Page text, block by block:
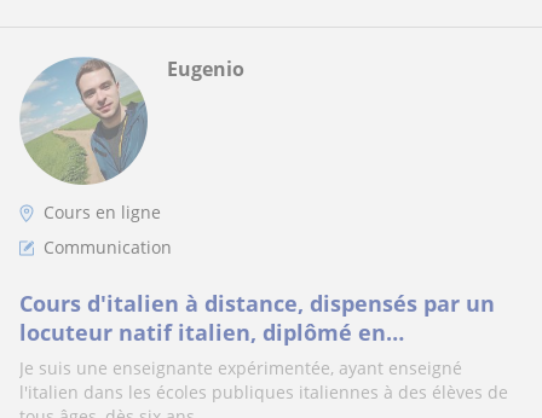
Eugenio
Cours en ligne
Communication
Cours d'italien à distance, dispensés par un
locuteur natif italien, diplômé en
linguistique: longue expérience.
Je suis une enseignante expérimentée, ayant enseigné
l'italien dans les écoles publiques italiennes à des élèves de